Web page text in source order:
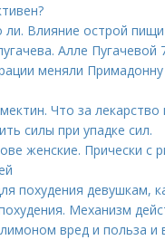
ли. Влияние острой
Алле Пугачевой
меняли
Что за лекарство
силы при упадке сил.
женские. Прически с
похудения девушкам,
Механизм
вред и польза и